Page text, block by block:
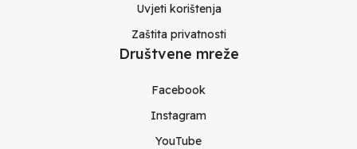
Uvjeti korištenja
Zaštita privatnosti
Društvene mreže
Facebook
Instagram
YouTube